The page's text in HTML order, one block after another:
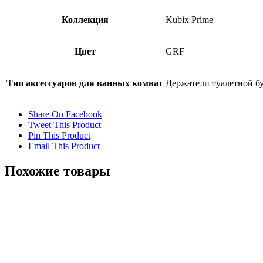
Коллекция Kubix Prime
Цвет GRF
Тип аксессуаров для ванных комнат Держатели туалетной
Share On Facebook
Tweet This Product
Pin This Product
Email This Product
Похожие товары